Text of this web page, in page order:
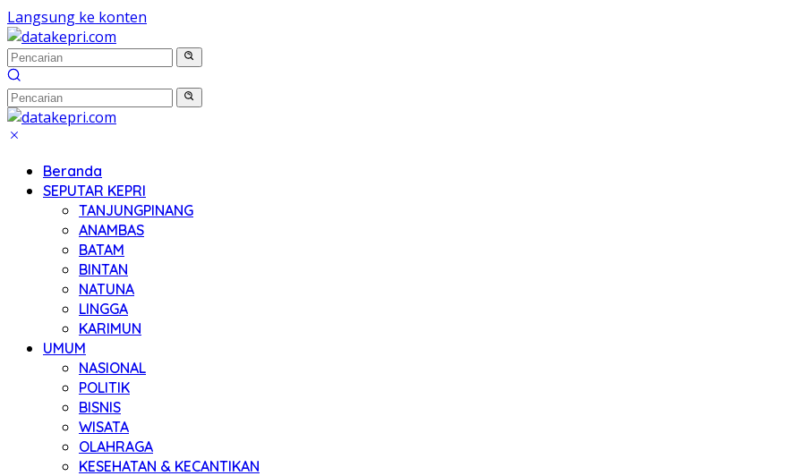
Langsung ke konten
Beranda
SEPUTAR KEPRI
TANJUNGPINANG
ANAMBAS
BATAM
BINTAN
NATUNA
LINGGA
KARIMUN
UMUM
NASIONAL
POLITIK
BISNIS
WISATA
OLAHRAGA
KESEHATAN & KECANTIKAN